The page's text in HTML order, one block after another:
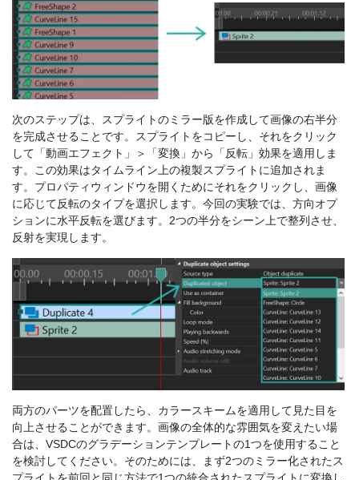
次のステップは、スプライトのミラー版を作成して画像の右半分
を完成させることです。スプライトをコピーし、それをクリック
して「動画エフェクト」＞「変換」から「反転」効果を適用しま
す。この効果はタイムライン上の複製スプライトに追加されま
す。プロパティウィンドウを開くためにそれをクリックし、画像
に応じて反転のタイプを選択します。今回の実験では、方向オプ
ションに水平反転を選びます。2つの半分をシーン上で整列させ、
反射を実現します。
両方のパーツを配置したら、カラースキームを適用して見た目を
向上させることができます。画像の全体的な雰囲気を変えたい場
合は、VSDCのグラデーションテンプレートの1つを使用すること
を検討してください。そのためには、まず2つのミラー化されたス
プライトを前回と同じ方法で1つの統合されたスプライトに変換し